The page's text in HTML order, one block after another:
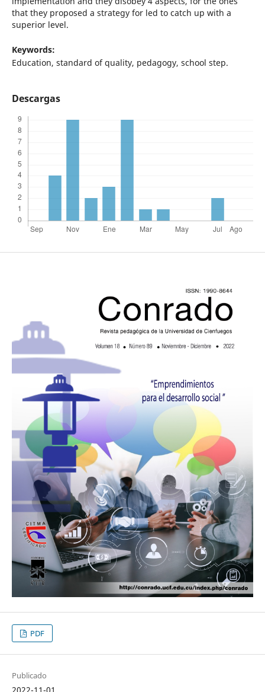
that they proposed a strategy for led to catch up with a
superior level.
Keywords:
Education, standard of quality, pedagogy, school step.
Descargas
PDF
Publicado